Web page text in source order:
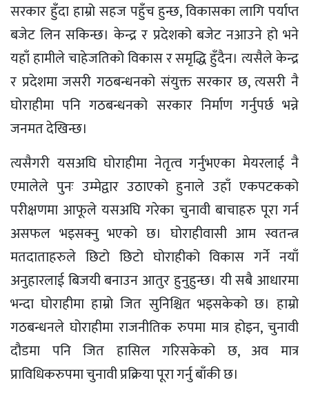
सरकार हुँदा हाम्रो सहज पहुँच हुन्छ, विकासका लागि पर्याप्त
बजेट लिन सकिन्छ। केन्द्र र प्रदेशको बजेट नआउने हो भने
यहाँ हामीले चाहेजतिको विकास र समृद्धि हुँदैन। त्यसैले केन्द्र
र प्रदेशमा जसरी गठबन्धनको संयुक्त सरकार छ, त्यसरी नै
घोराहीमा पनि गठबन्धनको सरकार निर्माण गर्नुपर्छ भन्ने
जनमत देखिन्छ।
त्यसैगरी यसअघि घोराहीमा नेतृत्व गर्नुभएका मेयरलाई नै
एमालेले पुनः उम्मेद्वार उठाएको हुनाले उहाँ एकपटकको
परीक्षणमा आफूले यसअघि गरेका चुनावी बाचाहरु पूरा गर्न
असफल भइसक्नु भएको छ। घोराहीवासी आम स्वतन्त्र
मतदाताहरुले छिटो छिटो घोराहीको विकास गर्ने नयाँ
अनुहारलाई बिजयी बनाउन आतुर हुनुहुन्छ। यी सबै आधारमा
भन्दा घोराहीमा हाम्रो जित सुनिश्चित भइसकेको छ। हाम्रो
गठबन्धनले घोराहीमा राजनीतिक रुपमा मात्र होइन, चुनावी
दौडमा पनि जित हासिल गरिसकेको छ, अव मात्र
प्राविधिकरुपमा चुनावी प्रक्रिया पूरा गर्नु बाँकी छ।